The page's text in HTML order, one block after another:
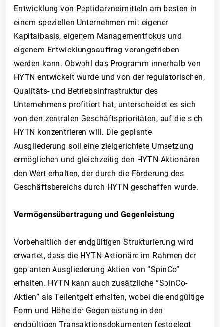
Entwicklung von Peptidarzneimitteln am besten in
einem speziellen Unternehmen mit eigener
Kapitalbasis, eigenem Managementfokus und
eigenem Entwicklungsauftrag vorangetrieben
werden kann. Obwohl das Programm innerhalb von
HYTN entwickelt wurde und von der regulatorischen,
Qualitäts- und Betriebsinfrastruktur des
Unternehmens profitiert hat, unterscheidet es sich
von den zentralen Geschäftsprioritäten, auf die sich
HYTN konzentrieren will. Die geplante
Ausgliederung soll eine zielgerichtete Umsetzung
ermöglichen und gleichzeitig den HYTN-Aktionären
den Wert erhalten, der durch die Förderung des
Geschäftsbereichs durch HYTN geschaffen wurde.
Vermögensübertragung und Gegenleistung
Vorbehaltlich der endgültigen Strukturierung wird
erwartet, dass die HYTN-Aktionäre im Rahmen der
geplanten Ausgliederung Aktien von “SpinCo”
erhalten. HYTN kann auch zusätzliche “SpinCo-
Aktien” als Teilentgelt erhalten, wobei die endgültige
Form und Höhe der Gegenleistung in den
endgültigen Transaktionsdokumenten festgelegt